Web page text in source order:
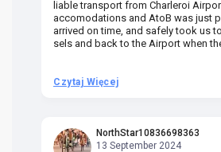
liable transport from Charleroi
accomodations and AtoB was just
arrived on time, and safely took us
sels and back to the Airport when
Czytaj Więcej
NorthStar10836698363
13 September 2024